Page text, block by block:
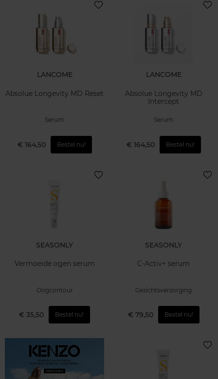
LANCOME
Absolue Longevity MD Reset
Serum
€ 164,50 Bestel nu!
LANCOME
Absolue Longevity MD
Intercept
Serum
€ 164,50 Bestel nu!
SEASONLY
Vermoeide ogen serum
Oogcontour
€ 35,50 Bestel nu!
SEASONLY
C-Activ+ serum
Gezichtsverzorging
€ 79,50 Bestel nu!